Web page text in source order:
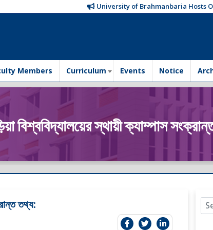
University of Brahmanbaria Hosts
Members Curriculum Events Notice
বিশ্ববিদ্যালয়ের স্থায়ী ক্যাম্পাস
তথ্য: